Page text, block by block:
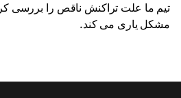
تیم ما علت تراکنش ناقص را بررسی
مشکل یاری می کند.